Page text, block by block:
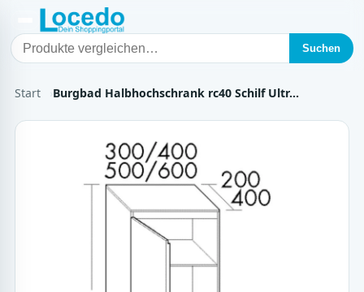
Suchen
Start Burgbad Halbhochschrank rc40 Schilf Ultr…